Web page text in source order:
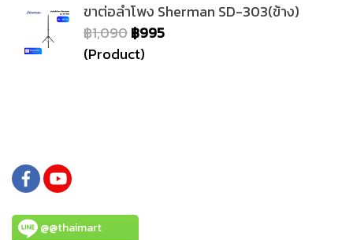
ขาต่อลำโพง Sherman SD-303(ข้าง)
฿1,090฿995
(Product)
@@thaimart